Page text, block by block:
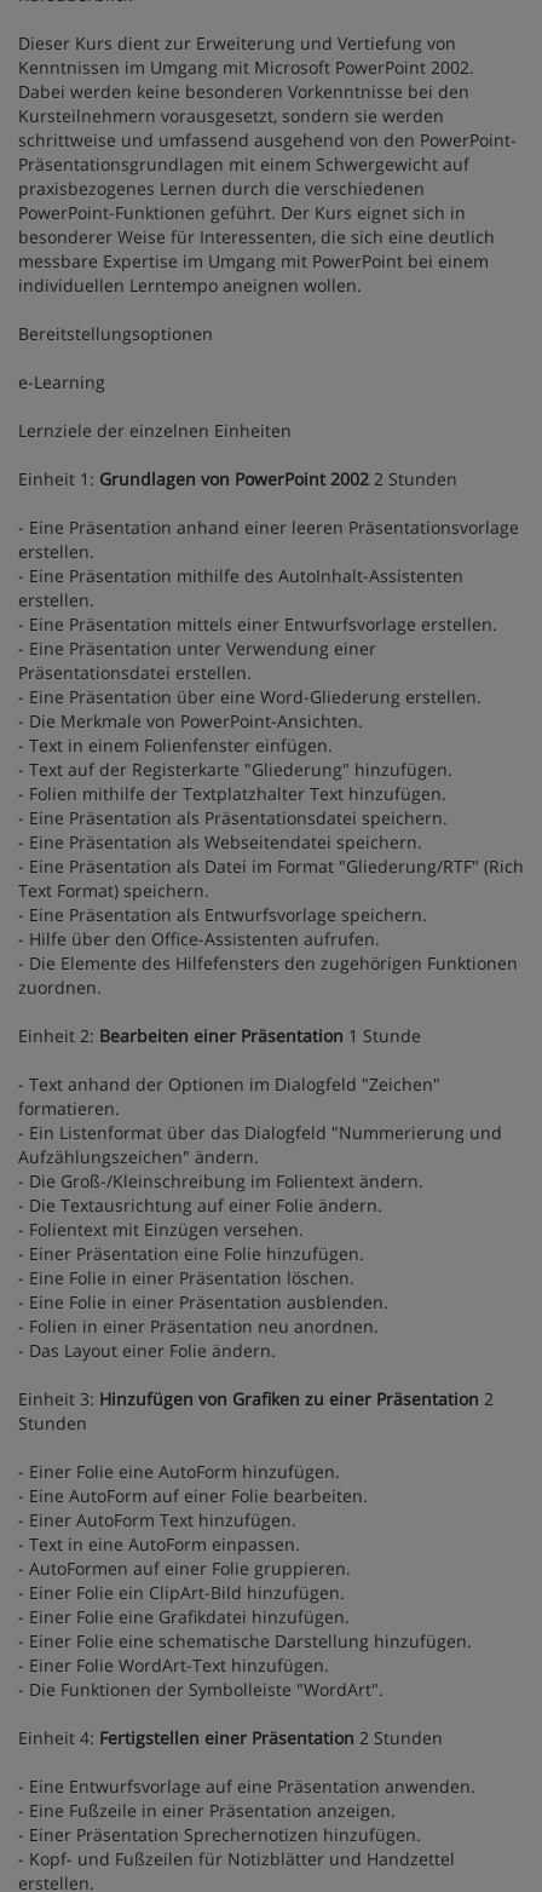
Dieser Kurs dient zur Erweiterung und Vertiefung von
Kenntnissen im Umgang mit Microsoft PowerPoint 2002.
Dabei werden keine besonderen Vorkenntnisse bei den
Kursteilnehmern vorausgesetzt, sondern sie werden
schrittweise und umfassend ausgehend von den PowerPoint-
Präsentationsgrundlagen mit einem Schwergewicht auf
praxisbezogenes Lernen durch die verschiedenen
PowerPoint-Funktionen geführt. Der Kurs eignet sich in
besonderer Weise für Interessenten, die sich eine deutlich
messbare Expertise im Umgang mit PowerPoint bei einem
individuellen Lerntempo aneignen wollen.
Bereitstellungsoptionen
e-Learning
Lernziele der einzelnen Einheiten
Einheit 1: Grundlagen von PowerPoint 2002 2 Stunden
- Eine Präsentation anhand einer leeren Präsentationsvorlage
erstellen.
- Eine Präsentation mithilfe des AutoInhalt-Assistenten
erstellen.
- Eine Präsentation mittels einer Entwurfsvorlage erstellen.
- Eine Präsentation unter Verwendung einer
Präsentationsdatei erstellen.
- Eine Präsentation über eine Word-Gliederung erstellen.
- Die Merkmale von PowerPoint-Ansichten.
- Text in einem Folienfenster einfügen.
- Text auf der Registerkarte "Gliederung" hinzufügen.
- Folien mithilfe der Textplatzhalter Text hinzufügen.
- Eine Präsentation als Präsentationsdatei speichern.
- Eine Präsentation als Webseitendatei speichern.
- Eine Präsentation als Datei im Format "Gliederung/RTF" (Rich
Text Format) speichern.
- Eine Präsentation als Entwurfsvorlage speichern.
- Hilfe über den Office-Assistenten aufrufen.
- Die Elemente des Hilfefensters den zugehörigen Funktionen
zuordnen.
Einheit 2: Bearbeiten einer Präsentation 1 Stunde
- Text anhand der Optionen im Dialogfeld "Zeichen"
formatieren.
- Ein Listenformat über das Dialogfeld "Nummerierung und
Aufzählungszeichen" ändern.
- Die Groß-/Kleinschreibung im Folientext ändern.
- Die Textausrichtung auf einer Folie ändern.
- Folientext mit Einzügen versehen.
- Einer Präsentation eine Folie hinzufügen.
- Eine Folie in einer Präsentation löschen.
- Eine Folie in einer Präsentation ausblenden.
- Folien in einer Präsentation neu anordnen.
- Das Layout einer Folie ändern.
Einheit 3: Hinzufügen von Grafiken zu einer Präsentation 2
Stunden
- Einer Folie eine AutoForm hinzufügen.
- Eine AutoForm auf einer Folie bearbeiten.
- Einer AutoForm Text hinzufügen.
- Text in eine AutoForm einpassen.
- AutoFormen auf einer Folie gruppieren.
- Einer Folie ein ClipArt-Bild hinzufügen.
- Einer Folie eine Grafikdatei hinzufügen.
- Einer Folie eine schematische Darstellung hinzufügen.
- Einer Folie WordArt-Text hinzufügen.
- Die Funktionen der Symbolleiste "WordArt".
Einheit 4: Fertigstellen einer Präsentation 2 Stunden
- Eine Entwurfsvorlage auf eine Präsentation anwenden.
- Eine Fußzeile in einer Präsentation anzeigen.
- Einer Präsentation Sprechernotizen hinzufügen.
- Kopf- und Fußzeilen für Notizblätter und Handzettel
erstellen.